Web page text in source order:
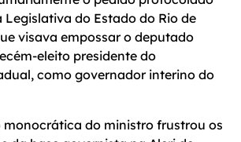
Legislativa do Estado do Rio de
visava empossar o deputado
eleito presidente do
como governador interino do
monocrática do ministro frustrou os